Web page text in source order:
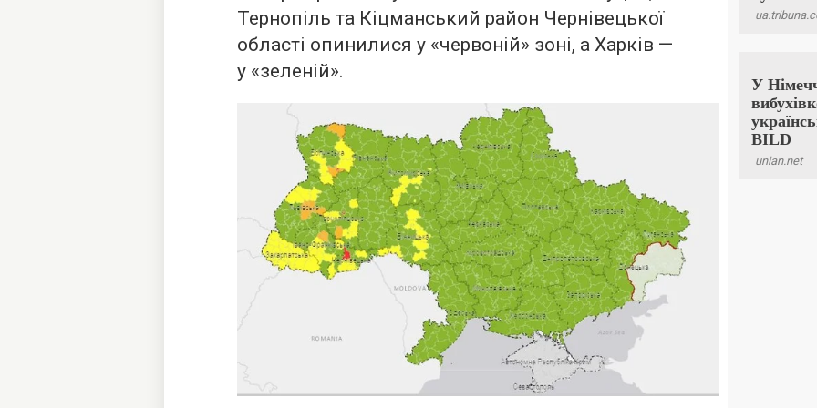
Тернопіль та Кіцманський район Чернівецької
області опинилися у «червоній» зоні, а Харків —
у «зеленій».